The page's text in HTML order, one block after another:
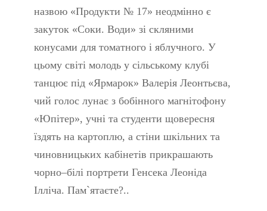
назвою «Продукти № 17» неодмінно є
закуток «Соки. Води» зі скляними
конусами для томатного і яблучного. У
цьому світі молодь у сільському клубі
танцює під «Ярмарок» Валерія Леонтьєва,
чий голос лунає з бобінного магнітофону
«Юпітер», учні та студенти щовересня
їздять на картоплю, а стіни шкільних та
чиновницьких кабінетів прикрашають
чорно–білі портрети Генсека Леоніда
Ілліча. Пам`ятаєте?..